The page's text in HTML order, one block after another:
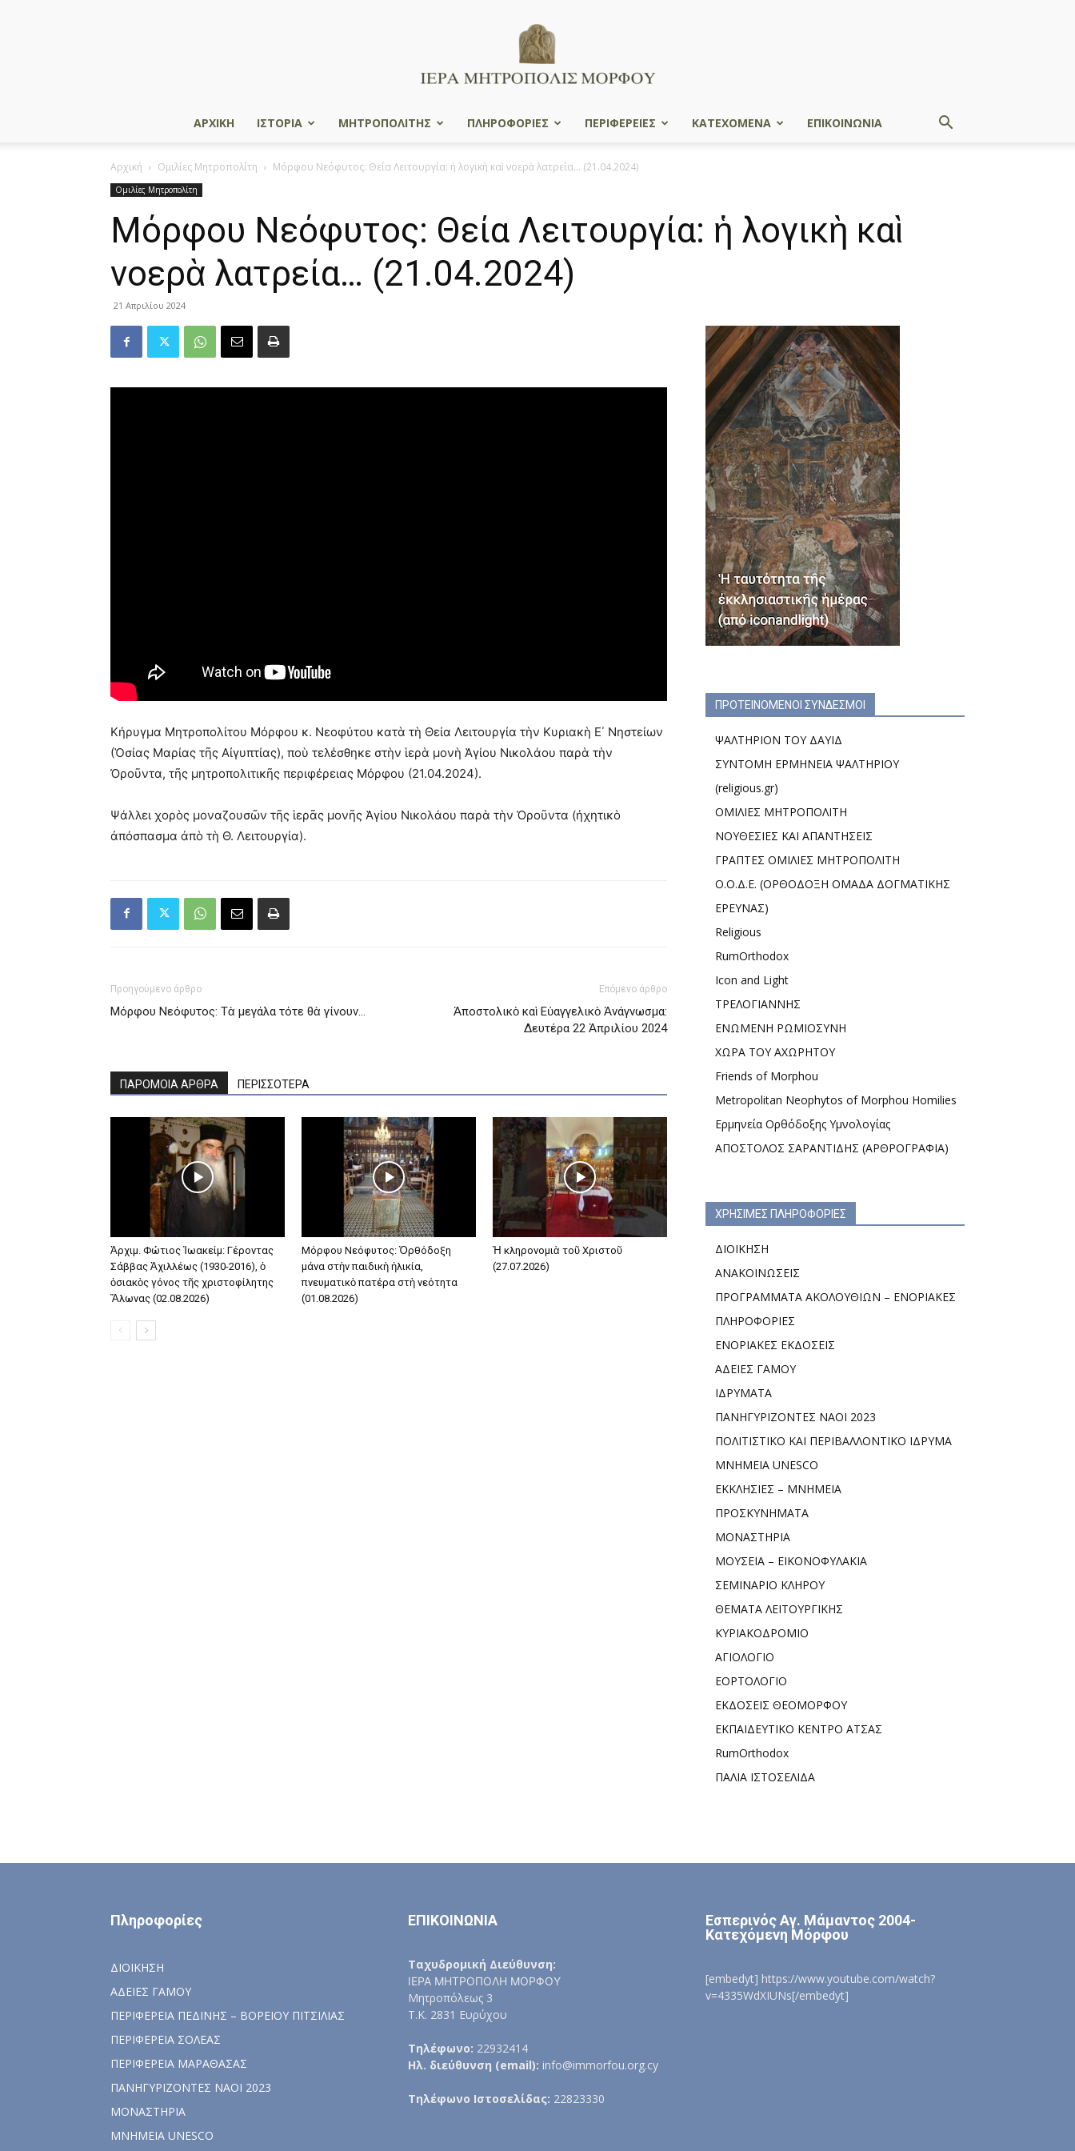
ΑΡΧΙΚΗ ΙΣΤΟΡΙΑ ΜΗΤΡΟΠΟΛΙΤΗΣ ΠΛΗΡΟΦΟΡΙΕΣ ΠΕΡΙΦΕΡΕΙΕΣ ΚΑΤΕΧΟΜΕΝΑ ΕΠΙΚΟΙΝΩΝΙΑ
Αρχική Ομιλίες Μητροπολίτη Μόρφου Νεόφυτος: Θεία Λειτουργία: ἡ λογικὴ καὶ νοερὰ λατρεία… (21.04.2024)
Ομιλίες Μητροπολίτη
Μόρφου Νεόφυτος: Θεία Λειτουργία: ἡ λογικὴ καὶ
νοερὰ λατρεία… (21.04.2024)
21 Απριλίου 2024
Κήρυγμα Μητροπολίτου Μόρφου κ. Νεοφύτου κατὰ τὴ Θεία Λειτουργία τὴν Κυριακὴ Ε΄ Νηστείων
(Ὁσίας Μαρίας τῆς Αἰγυπτίας), ποὺ τελέσθηκε στὴν ἱερὰ μονὴ Ἁγίου Νικολάου παρὰ τὴν
Ὀροῦντα, τῆς μητροπολιτικῆς περιφέρειας Μόρφου (21.04.2024).
Ψάλλει χορὸς μοναζουσῶν τῆς ἱερᾶς μονῆς Ἁγίου Νικολάου παρὰ τὴν Ὀροῦντα (ἠχητικὸ
ἀπόσπασμα ἀπὸ τὴ Θ. Λειτουργία).
Προηγούμενο άρθρο
Μόρφου Νεόφυτος: Τὰ μεγάλα τότε θὰ γίνουν…
Επόμενο άρθρο
Ἀποστολικὸ καὶ Εὐαγγελικὸ Ἀνάγνωσμα:
Δευτέρα 22 Ἀπριλίου 2024
ΠΑΡΟΜΟΙΑ ΑΡΘΡΑ ΠΕΡΙΣΣΟΤΕΡΑ
Ἀρχιμ. Φώτιος Ἰωακείμ: Γέροντας
Σάββας Ἀχιλλέως (1930-2016), ὁ
ὁσιακὸς γόνος τῆς χριστοφίλητης
Ἅλωνας (02.08.2026)
Μόρφου Νεόφυτος: Ὀρθόδοξη
μάνα στὴν παιδικὴ ἡλικία,
πνευματικὸ πατέρα στὴ νεότητα
(01.08.2026)
Ἡ κληρονομιὰ τοῦ Χριστοῦ
(27.07.2026)
ΠΡΟΤΕΙΝΟΜΕΝΟΙ ΣΥΝΔΕΣΜΟΙ
ΨΑΛΤΗΡΙΟΝ ΤΟΥ ΔΑΥΙΔ
ΣΥΝΤΟΜΗ ΕΡΜΗΝΕΙΑ ΨΑΛΤΗΡΙΟΥ
(religious.gr)
ΟΜΙΛΙΕΣ ΜΗΤΡΟΠΟΛΙΤΗ
ΝΟΥΘΕΣΙΕΣ ΚΑΙ ΑΠΑΝΤΗΣΕΙΣ
ΓΡΑΠΤΕΣ ΟΜΙΛΙΕΣ ΜΗΤΡΟΠΟΛΙΤΗ
Ο.Ο.Δ.Ε. (ΟΡΘΟΔΟΞΗ ΟΜΑΔΑ ΔΟΓΜΑΤΙΚΗΣ
ΕΡΕΥΝΑΣ)
Religious
RumOrthodox
Icon and Light
ΤΡΕΛΟΓΙΑΝΝΗΣ
ΕΝΩΜΕΝΗ ΡΩΜΙΟΣΥΝΗ
ΧΩΡΑ ΤΟΥ ΑΧΩΡΗΤΟΥ
Friends of Morphou
Metropolitan Neophytos of Morphou Homilies
Ερμηνεία Ορθόδοξης Υμνολογίας
ΑΠΟΣΤΟΛΟΣ ΣΑΡΑΝΤΙΔΗΣ (ΑΡΘΡΟΓΡΑΦΙΑ)
ΧΡΗΣΙΜΕΣ ΠΛΗΡΟΦΟΡΙΕΣ
ΔΙΟΙΚΗΣΗ
ΑΝΑΚΟΙΝΩΣΕΙΣ
ΠΡΟΓΡΑΜΜΑΤΑ ΑΚΟΛΟΥΘΙΩΝ – ΕΝΟΡΙΑΚΕΣ
ΠΛΗΡΟΦΟΡΙΕΣ
ΕΝΟΡΙΑΚΕΣ ΕΚΔΟΣΕΙΣ
ΑΔΕΙΕΣ ΓΑΜΟΥ
ΙΔΡΥΜΑΤΑ
ΠΑΝΗΓΥΡΙΖΟΝΤΕΣ ΝΑΟΙ 2023
ΠΟΛΙΤΙΣΤΙΚΟ ΚΑΙ ΠΕΡΙΒΑΛΛΟΝΤΙΚΟ ΙΔΡΥΜΑ
ΜΝΗΜΕΙΑ UNESCO
ΕΚΚΛΗΣΙΕΣ – ΜΝΗΜΕΙΑ
ΠΡΟΣΚΥΝΗΜΑΤΑ
ΜΟΝΑΣΤΗΡΙΑ
ΜΟΥΣΕΙΑ – ΕΙΚΟΝΟΦΥΛΑΚΙΑ
ΣΕΜΙΝΑΡΙΟ ΚΛΗΡΟΥ
ΘΕΜΑΤΑ ΛΕΙΤΟΥΡΓΙΚΗΣ
ΚΥΡΙΑΚΟΔΡΟΜΙΟ
ΑΓΙΟΛΟΓΙΟ
ΕΟΡΤΟΛΟΓΙΟ
ΕΚΔΟΣΕΙΣ ΘΕΟΜΟΡΦΟΥ
ΕΚΠΑΙΔΕΥΤΙΚΟ ΚΕΝΤΡΟ ΑΤΣΑΣ
RumOrthodox
ΠΑΛΙΑ ΙΣΤΟΣΕΛΙΔΑ
Πληροφορίες
ΔΙΟΙΚΗΣΗ
ΑΔΕΙΕΣ ΓΑΜΟΥ
ΠΕΡΙΦΕΡΕΙΑ ΠΕΔΙΝΗΣ – ΒΟΡΕΙΟΥ ΠΙΤΣΙΛΙΑΣ
ΠΕΡΙΦΕΡΕΙΑ ΣΟΛΕΑΣ
ΠΕΡΙΦΕΡΕΙΑ ΜΑΡΑΘΑΣΑΣ
ΠΑΝΗΓΥΡΙΖΟΝΤΕΣ ΝΑΟΙ 2023
ΜΟΝΑΣΤΗΡΙΑ
ΜΝΗΜΕΙΑ UNESCO
ΕΠΙΚΟΙΝΩΝΙΑ
Ταχυδρομική Διεύθυνση:
ΙΕΡΑ ΜΗΤΡΟΠΟΛΗ ΜΟΡΦΟΥ
Μητροπόλεως 3
Τ.Κ. 2831 Ευρύχου
Τηλέφωνο: 22932414
Ηλ. διεύθυνση (email): info@immorfou.org.cy
Τηλέφωνο Ιστοσελίδας: 22823330
Εσπερινός Αγ. Μάμαντος 2004-
Κατεχόμενη Μόρφου
[embedyt] https://www.youtube.com/watch?
v=4335WdXIUNs[/embedyt]